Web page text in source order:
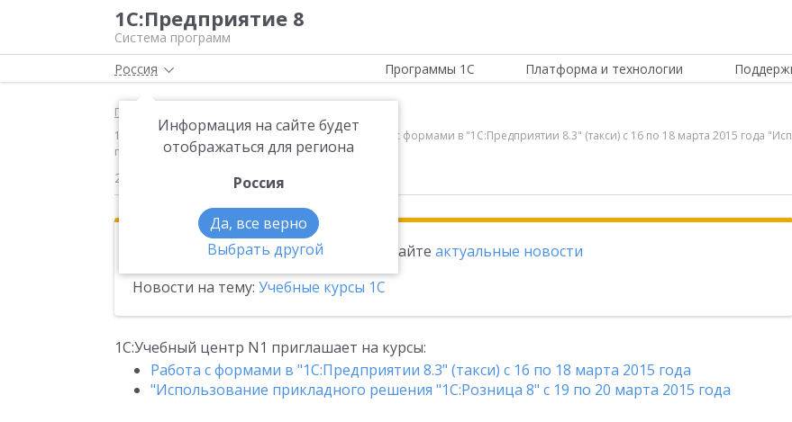
1С:Предприятие 8
Система программ
Россия
Информация на сайте будет
отображаться для региона
Россия
Да, все верно
Выбрать другой
Программы 1С Платформа и технологии
Главная
1С:Учебный центр N1 приглашает на курсы: Работа с формами в "1С:Предприятии 8.3" (такси) с 16 по 18 марта 2015 года
по 20 марта 2015 года
20.02.2015
Эта новость находится в архиве. Читайте актуальные новости
Новости на тему: Учебные курсы 1С
1С:Учебный центр N1 приглашает на курсы:
Работа с формами в "1С:Предприятии 8.3" (такси) с 16 по 18 марта 2015 года
"Использование прикладного решения "1С:Розница 8" с 19 по 20 марта 2015 года